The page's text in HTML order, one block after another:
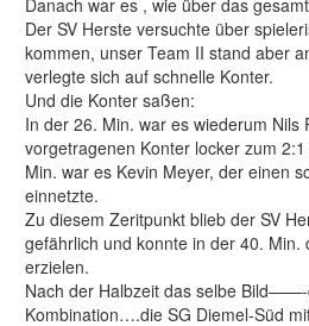
Der SV Herste versuchte über
kommen, unser Team II stand aber
verlegte sich auf schnelle Konter.
Und die Konter saßen:
In der 26. Min. war es wiederum Nils
vorgetragenen Konter locker zum
Min. war es Kevin Meyer, der einen
einnetzte.
Zu diesem Zeritpunkt blieb der SV
gefährlich und konnte in der 40. Min.
erzielen.
Nach der Halbzeit das selbe
Kombination….die SG Diemel-Süd